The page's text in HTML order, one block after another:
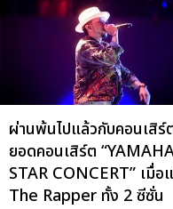
ผ่านพ้นไปแล้วกับคอนเสิ
ยอดคอนเสิร์ต
STAR CONCERT” เมื่อ
The Rapper ทั้ง 2 ซีซั่น